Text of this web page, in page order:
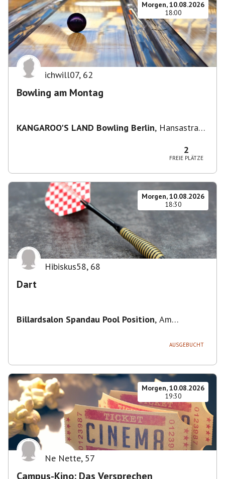
Morgen, 10.08.2026
18:00
ichwill07, 62
Bowling am Montag
KANGAROO'S LAND Bowling Berlin, Hansastraße
2
FREIE PLÄTZE
Morgen, 10.08.2026
18:30
Hibiskus58, 68
Dart
Billardsalon Spandau Pool Position, Am
AUSGEBUCHT
Morgen, 10.08.2026
19:30
Ne Nette, 57
Campus-Kino: Das Versprechen